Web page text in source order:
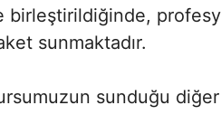
birleştirildiğinde,
sunmaktadır.
sunduğu